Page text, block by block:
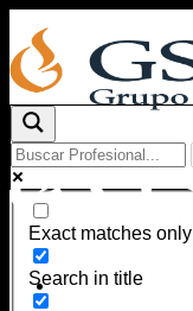
content
Exact matches only
Search in title